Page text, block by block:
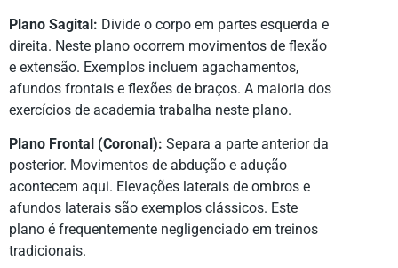
Plano Sagital: Divide o corpo em partes esquerda e
direita. Neste plano ocorrem movimentos de flexão
e extensão. Exemplos incluem agachamentos,
afundos frontais e flexões de braços. A maioria dos
exercícios de academia trabalha neste plano.
Plano Frontal (Coronal): Separa a parte anterior da
posterior. Movimentos de abdução e adução
acontecem aqui. Elevações laterais de ombros e
afundos laterais são exemplos clássicos. Este
plano é frequentemente negligenciado em treinos
tradicionais.